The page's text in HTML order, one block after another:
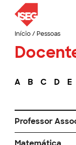
Início/ Pessoas
A B C D E
Professor